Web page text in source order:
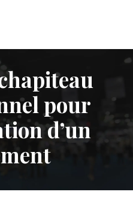
pour
d’un